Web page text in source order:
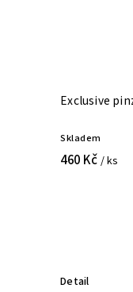
Exclusive
Skladem
460 Kč / ks
Detail